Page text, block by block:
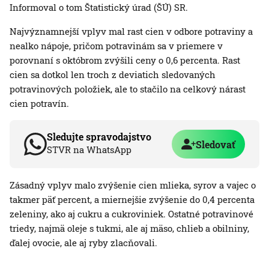
Informoval o tom Štatistický úrad (ŠÚ) SR.
Najvýznamnejší vplyv mal rast cien v odbore potraviny a
nealko nápoje, pričom potravinám sa v priemere v
porovnaní s októbrom zvýšili ceny o 0,6 percenta. Rast
cien sa dotkol len troch z deviatich sledovaných
potravinových položiek, ale to stačilo na celkový nárast
cien potravín.
Sledujte spravodajstvo
STVR na WhatsApp Sledovať
Zásadný vplyv malo zvýšenie cien mlieka, syrov a vajec o
takmer päť percent, a miernejšie zvýšenie do 0,4 percenta
zeleniny, ako aj cukru a cukroviniek. Ostatné potravinové
triedy, najmä oleje s tukmi, ale aj mäso, chlieb a obilniny,
ďalej ovocie, ale aj ryby zlacňovali.